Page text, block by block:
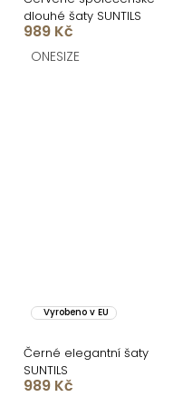
dlouhé šaty SUNTILS
989 Kč
ONESIZE
Vyrobeno v EU
Černé elegantní šaty
SUNTILS
989 Kč